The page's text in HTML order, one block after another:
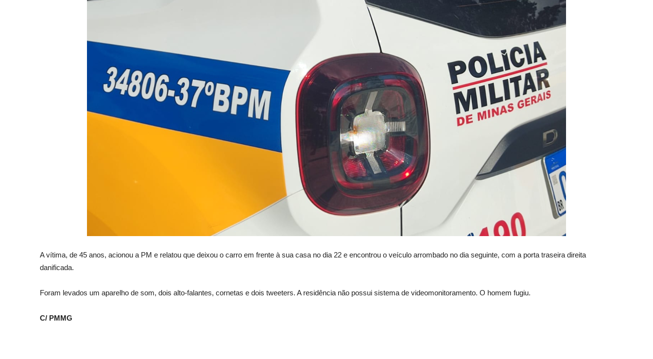
A vítima, de 45 anos, acionou a PM e relatou que deixou o carro em frente à sua casa no dia 22 e encontrou o veículo arrombado no dia seguinte, com a porta traseira direita
danificada.
Foram levados um aparelho de som, dois alto-falantes, cornetas e dois tweeters. A residência não possui sistema de videomonitoramento. O homem fugiu.
C/ PMMG